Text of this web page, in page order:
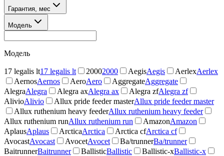
Гарантия, мес
Модель
Модель
17 legalis lt17 legalis lt 20002000 AegisAegis AerlexAerlex
AernosAernos AeroAero AggregateAggregate
AlegraAlegra Alegra axAlegra ax Alegra zfAlegra zf
AlivioAlivio Allux pride feeder masterAllux pride feeder master
Allux ruthenium heavy feederAllux ruthenium heavy feeder
Allux ruthenium runAllux ruthenium run AmazonAmazon
AplausAplaus ArcticaArctica Arctica cfArctica cf
AvocastAvocast AvocetAvocet Ba/trunnerBa/trunner
BaitrunnerBaitrunner BallisticBallistic Ballistic-xBallistic-x